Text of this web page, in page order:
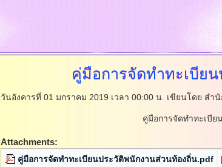
คู่มือการจัดทำทะเบีย
วันอังคารที่ 01 มกราคม 2019 เวลา 00:00 น. เขียนโดย สำ
คู่มือการจัดทำทะเบี
Attachments:
คู่มือการจัดทำทะเบียนประวัติพนักงานส่วนท้องถิ่น.pdf